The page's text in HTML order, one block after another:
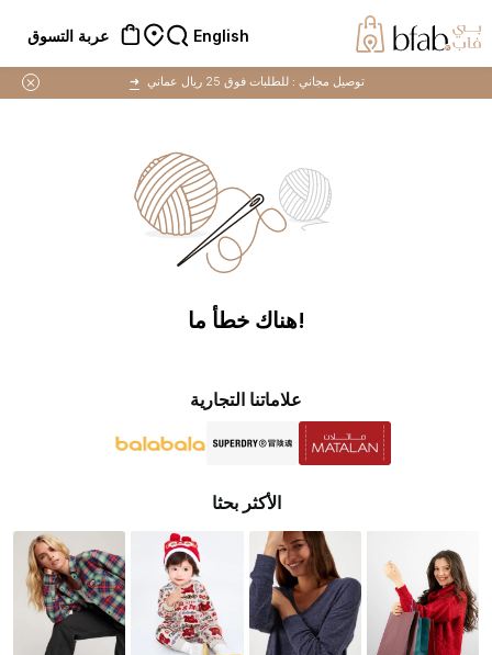
English عربة التسوق
توصيل مجاني : للطلبات فوق 25 ريال عماني ➜
!هناك خطأ ما
علاماتنا التجارية
الأكثر بحثا